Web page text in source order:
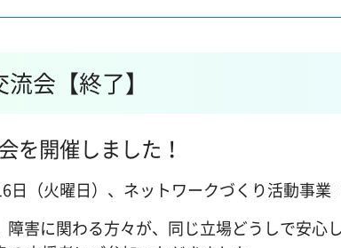
会【終了】
を開催しました！
日（火曜日）、ネットワークづくり活動事業
害に関わる方々が、同じ立場どうしで安心